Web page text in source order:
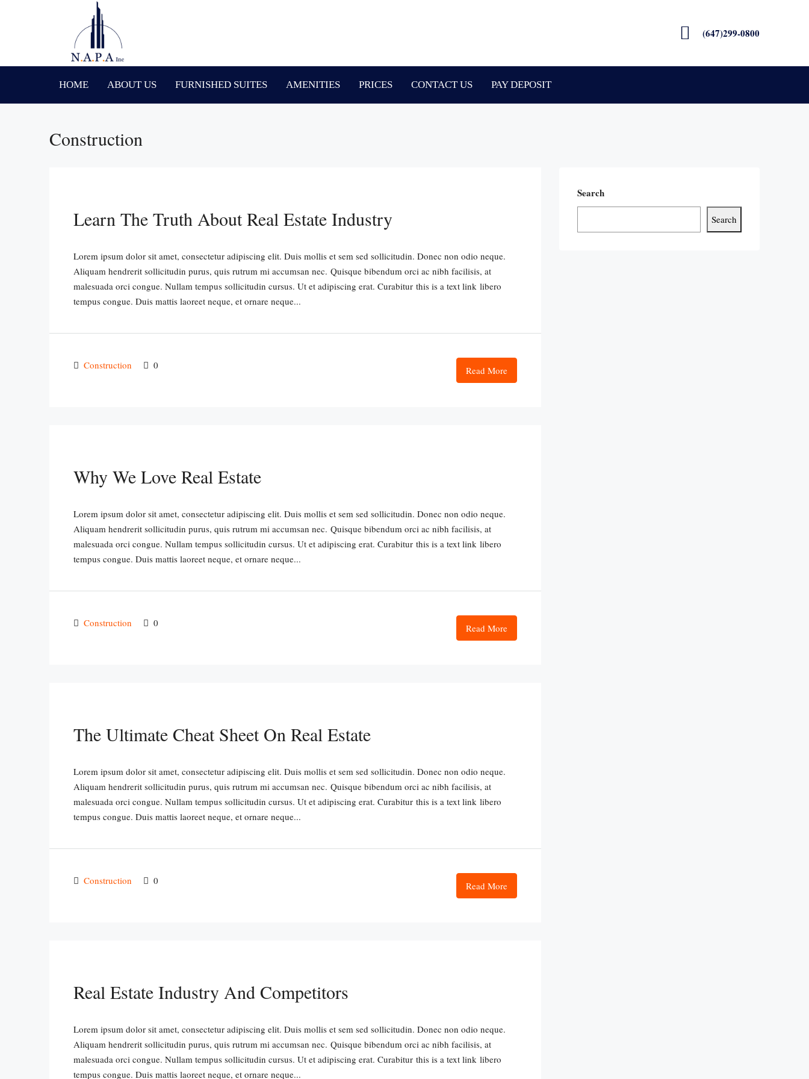
(647)299-0800
HOME ABOUT US FURNISHED SUITES AMENITIES PRICES CONTACT US PAY DEPOSIT
Construction
Learn The Truth About Real Estate Industry
Lorem ipsum dolor sit amet, consectetur adipiscing elit. Duis mollis et sem sed sollicitudin. Donec non odio neque.
Aliquam hendrerit sollicitudin purus, quis rutrum mi accumsan nec. Quisque bibendum orci ac nibh facilisis, at
malesuada orci congue. Nullam tempus sollicitudin cursus. Ut et adipiscing erat. Curabitur this is a text link libero
tempus congue. Duis mattis laoreet neque, et ornare neque...
Construction 0 Read More
Why We Love Real Estate
Lorem ipsum dolor sit amet, consectetur adipiscing elit. Duis mollis et sem sed sollicitudin. Donec non odio neque.
Aliquam hendrerit sollicitudin purus, quis rutrum mi accumsan nec. Quisque bibendum orci ac nibh facilisis, at
malesuada orci congue. Nullam tempus sollicitudin cursus. Ut et adipiscing erat. Curabitur this is a text link libero
tempus congue. Duis mattis laoreet neque, et ornare neque...
Construction 0 Read More
The Ultimate Cheat Sheet On Real Estate
Lorem ipsum dolor sit amet, consectetur adipiscing elit. Duis mollis et sem sed sollicitudin. Donec non odio neque.
Aliquam hendrerit sollicitudin purus, quis rutrum mi accumsan nec. Quisque bibendum orci ac nibh facilisis, at
malesuada orci congue. Nullam tempus sollicitudin cursus. Ut et adipiscing erat. Curabitur this is a text link libero
tempus congue. Duis mattis laoreet neque, et ornare neque...
Construction 0 Read More
Real Estate Industry And Competitors
Lorem ipsum dolor sit amet, consectetur adipiscing elit. Duis mollis et sem sed sollicitudin. Donec non odio neque.
Aliquam hendrerit sollicitudin purus, quis rutrum mi accumsan nec. Quisque bibendum orci ac nibh facilisis, at
malesuada orci congue. Nullam tempus sollicitudin cursus. Ut et adipiscing erat. Curabitur this is a text link libero
tempus congue. Duis mattis laoreet neque, et ornare neque...
Search
Search